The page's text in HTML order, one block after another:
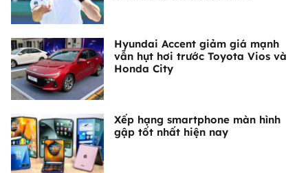
Hyundai Accent giảm giá mạnh
vẫn hụt hơi trước Toyota Vios và
Honda City
Xếp hạng smartphone màn hình
gập tốt nhất hiện nay